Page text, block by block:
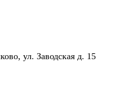
ул. Заводская д. 15